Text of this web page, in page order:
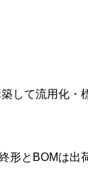
して流用化・
形とBOMは出